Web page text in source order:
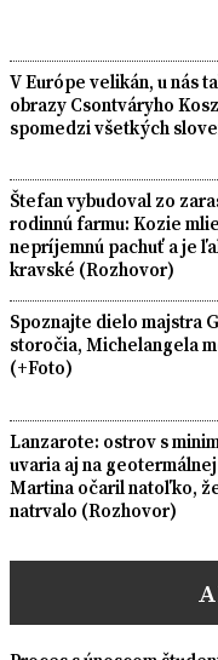
V Európe velikán, u nás
obrazy Csontváryho
spomedzi všetkých
Štefan vybudoval zo
rodinnú farmu: Kozie
nepríjemnú pachuť a je
kravské (Rozhovor)
Spoznajte dielo majstra
storočia, Michelangela
(+Foto)
Lanzarote: ostrov s
uvaria aj na
Martina očaril natoľko,
natrvalo (Rozhovor)